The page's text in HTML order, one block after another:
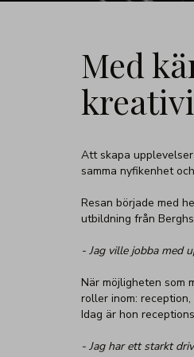
Med
Att skapa
samma nyfikenhet
Resan började med
utbildning från
- Jag ville jobba med
När möjligheten som
roller inom:
Idag är hon
- Jag har ett starkt